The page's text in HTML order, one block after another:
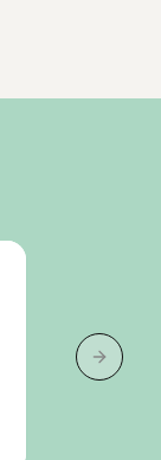
går i
Neste